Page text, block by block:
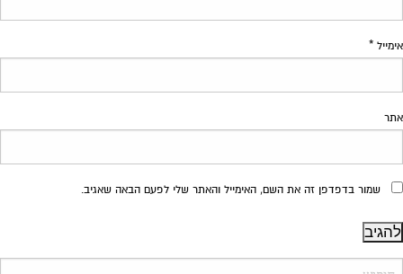
אימייל *
אתר
שמור בדפדפן זה את השם, האימייל והאתר שלי לפעם הבאה שאגיב.